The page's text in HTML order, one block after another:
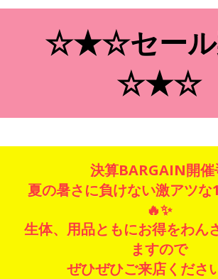
☆★☆セール
☆★☆
決算BARGAIN開催
夏の暑さに負けない激アツな
🔥✨
生体、用品ともにお得をわん
ますので
ぜひぜひご来店くださ